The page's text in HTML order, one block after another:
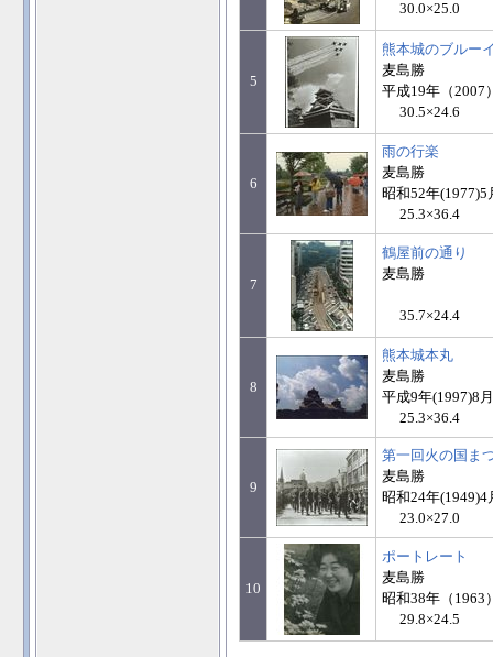
30.0×25.0
5
熊本城のブルー
麦島勝
平成19年（2007
30.5×24.6
6
雨の行楽
麦島勝
昭和52年(1977)5
25.3×36.4
7
鶴屋前の通り
麦島勝
35.7×24.4
8
熊本城本丸
麦島勝
平成9年(1997)8
25.3×36.4
9
第一回火の国ま
麦島勝
昭和24年(1949)4
23.0×27.0
10
ポートレート
麦島勝
昭和38年（1963
29.8×24.5